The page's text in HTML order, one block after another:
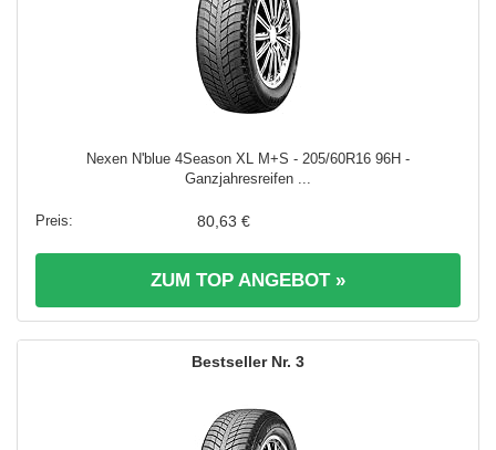
Nexen N'blue 4Season XL M+S - 205/60R16 96H -
Ganzjahresreifen ...
80,63 €
ZUM TOP ANGEBOT »
3